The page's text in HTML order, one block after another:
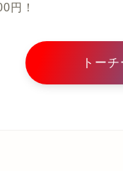
円！
トー